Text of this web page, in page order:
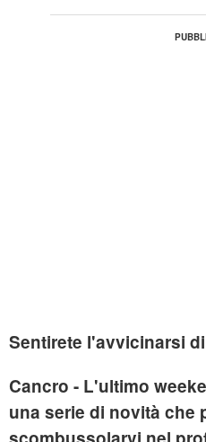
Sentirete l'avvicinarsi
Cancro - L'ultimo
una serie di novità che